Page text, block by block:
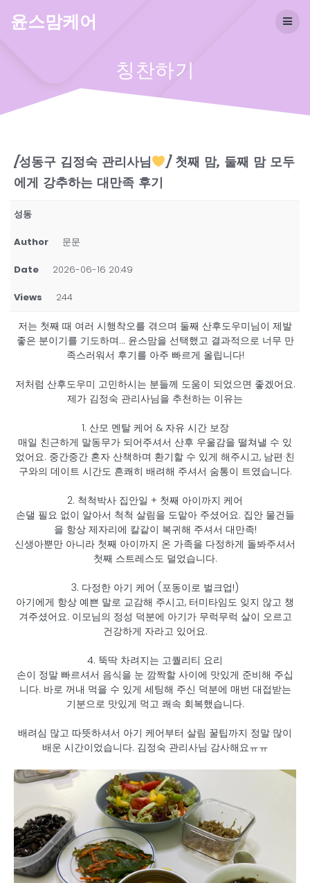
윤스맘케어
칭찬하기
[성동구 김정숙 관리사님
] 첫째 맘, 둘째 맘 모두
에게 강추하는 대만족 후기
성동
Author 문문
Date 2026-06-16 20:49
Views 244
저는 첫째 때 여러 시행착오를 겪으며 둘째 산후도우미님이 제발
좋은 분이기를 기도하며… 윤스맘을 선택했고 결과적으로 너무 만
족스러워서 후기를 아주 빠르게 올립니다!
저처럼 산후도우미 고민하시는 분들께 도움이 되었으면 좋겠어요.
제가 김정숙 관리사님을 추천하는 이유는
1. 산모 멘탈 케어 & 자유 시간 보장
매일 친근하게 말동무가 되어주셔서 산후 우울감을 떨쳐낼 수 있
었어요. 중간중간 혼자 산책하며 환기할 수 있게 해주시고, 남편·친
구와의 데이트 시간도 흔쾌히 배려해 주셔서 숨통이 트였습니다.
2. 척척박사 집안일 + 첫째 아이까지 케어
손댈 필요 없이 알아서 척척 살림을 도맡아 주셨어요. 집안 물건들
을 항상 제자리에 칼같이 복귀해 주셔서 대만족!
신생아뿐만 아니라 첫째 아이까지 온 가족을 다정하게 돌봐주셔서
첫째 스트레스도 덜었습니다.
3. 다정한 아기 케어 (포동이로 벌크업!)
아기에게 항상 예쁜 말로 교감해 주시고, 터미타임도 잊지 않고 챙
겨주셨어요. 이모님의 정성 덕분에 아기가 무럭무럭 살이 오르고
건강하게 자라고 있어요.
4. 뚝딱 차려지는 고퀄리티 요리
손이 정말 빠르셔서 음식을 눈 깜짝할 사이에 맛있게 준비해 주십
니다. 바로 꺼내 먹을 수 있게 세팅해 주신 덕분에 매번 대접받는
기분으로 맛있게 먹고 쾌속 회복했습니다.
배려심 많고 따뜻하셔서 아기 케어부터 살림 꿀팁까지 정말 많이
배운 시간이었습니다. 김정숙 관리사님 감사해요ㅠㅠ